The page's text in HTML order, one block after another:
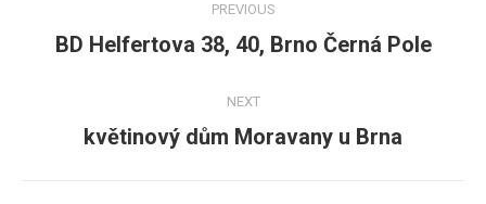
navigation
PREVIOUS
Previous
BD Helfertova 38, 40, Brno Černá Pole
NEXT
Next
květinový dům Moravany u Brna